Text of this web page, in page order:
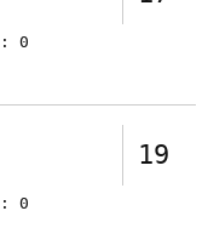
: 0
19
: 0